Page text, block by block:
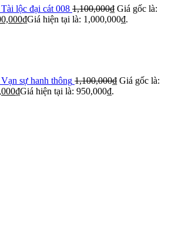
Tài lộc đại cát 008 1,100,000₫ Giá gốc là:
₫Giá hiện tại là: 1,000,000₫.
Vạn sự hanh thông 1,100,000₫ Giá gốc là:
₫Giá hiện tại là: 950,000₫.